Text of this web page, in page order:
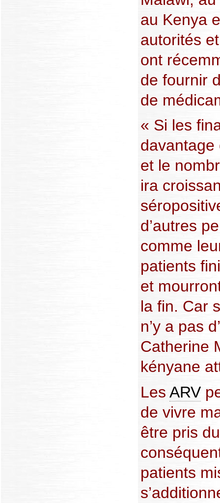
au Kenya
autorités
ont
de fournir
de
« Si les
davantage
et le
ira
d’autres
comme
patients
et
la fin. Car
n’y a pas
Catherine
kényane
Les ARV
de vivre
être pris
patients